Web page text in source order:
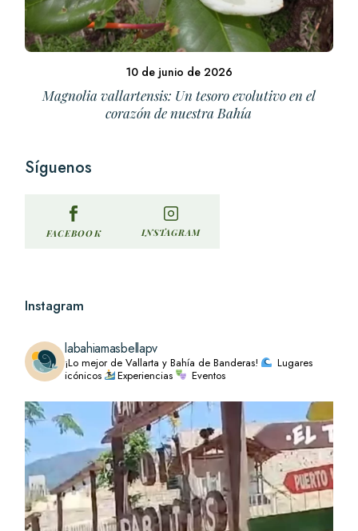
10 de junio de 2026
Magnolia vallartensis: Un tesoro evolutivo en el
corazón de nuestra Bahía
Síguenos
FACEBOOK INSTAGRAM
Instagram
labahiamasbellapv
¡Lo mejor de Vallarta y Bahía de Banderas!
Lugares
icónicos
Experiencias Eventos